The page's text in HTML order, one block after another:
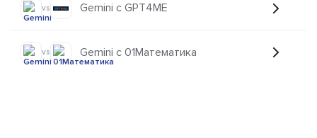
vs Gemini с GPT4ME
vs Gemini с 01Математика